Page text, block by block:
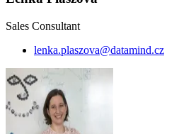
Sales Consultant
lenka.plaszova@datamind.cz